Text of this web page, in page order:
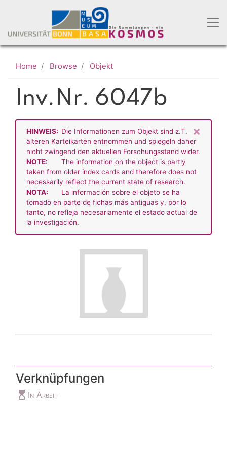
main
content
Home Browse Objekt
Inv.Nr. 6047b
×
HINWEIS: Die Informationen zum Objekt sind z.T.
älteren Karteikarten entnommen und spiegeln daher
nicht zwingend den aktuellen Forschungsstand wider.
NOTE:
The information on the object is partly
taken from older index cards and therefore does not
necessarily reflect the current state of research.
NOTA:
La información sobre el objeto se ha
tomado en parte de fichas más antiguas y, por lo
tanto, no refleja necesariamente el estado actual de
la investigación.
Verknüpfungen
hourglass_top In Arbeit